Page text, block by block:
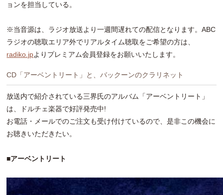
ョンを担当している。
※当音源は、ラジオ放送より一週間遅れての配信となります。ABC
ラジオの聴取エリア外でリアルタイム聴取をご希望の方は、
radiko.jpよりプレミアム会員登録をお願いいたします。
CD「アーベントリート」と、バックーンのクラリネット
放送内で紹介されている三界氏のアルバム「アーベントリート」
は、ドルチェ楽器で好評発売中!
お電話・メールでのご注文も受け付けているので、是非この機会に
お聴きいただきたい。
■アーベントリート